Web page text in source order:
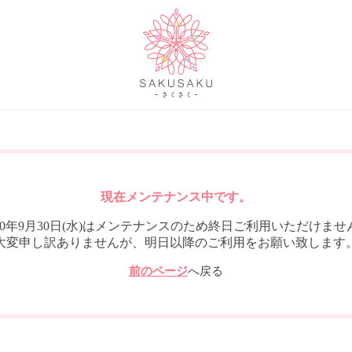
現在メンテナンス中です。
年9月30日(水)はメンテナンスのため終日ご利用いただけませ
変申し訳ありませんが、明日以降のご利用をお願い致します
前のページへ戻る